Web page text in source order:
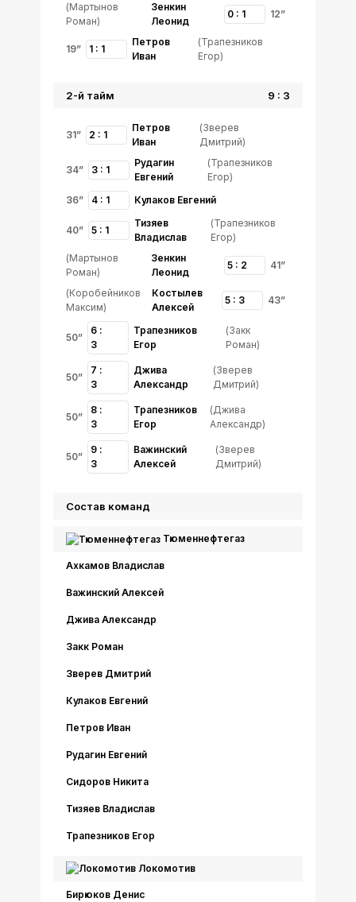
12”
0 : 1
Зенкин
Леонид
(Мартынов
Роман)
19” 1 : 1
Петров
Иван
(Трапезников
Егор)
31” 2 : 1
Петров
Иван
(Зверев
Дмитрий)
34” 3 : 1
Рудагин
Евгений
(Трапезников
Егор)
36”
4 : 1 Кулаков Евгений
40” 5 : 1
Тизяев
Владислав
(Трапезников
Егор)
41”
5 : 2
Зенкин
Леонид
(Мартынов
Роман)
43”
5 : 3
Костылев
Алексей
(Коробейников
Максим)
50”
6 :
3
Трапезников
Егор
(Закк
Роман)
50”
7 :
3
Джива
Александр
(Зверев
Дмитрий)
50”
8 :
3
Трапезников
Егор
(Джива
Александр)
50”
9 :
3
Важинский
Алексей
(Зверев
Дмитрий)
2-й тайм 9 : 3
Состав команд
Тюменнефтегаз
Ахкамов Владислав
Важинский Алексей
Джива Александр
Закк Роман
Зверев Дмитрий
Кулаков Евгений
Петров Иван
Рудагин Евгений
Сидоров Никита
Тизяев Владислав
Трапезников Егор
Локомотив
Бирюков Денис